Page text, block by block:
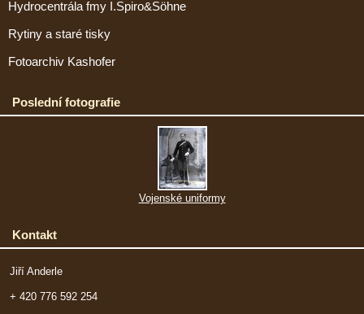
Hydrocentrála fmy I.Spiro&Söhne
Rytiny a staré tisky
Fotoarchiv Kashofer
Poslední fotografie
Vojenské uniformy
Kontakt
Jiří Anderle
+ 420 776 592 254